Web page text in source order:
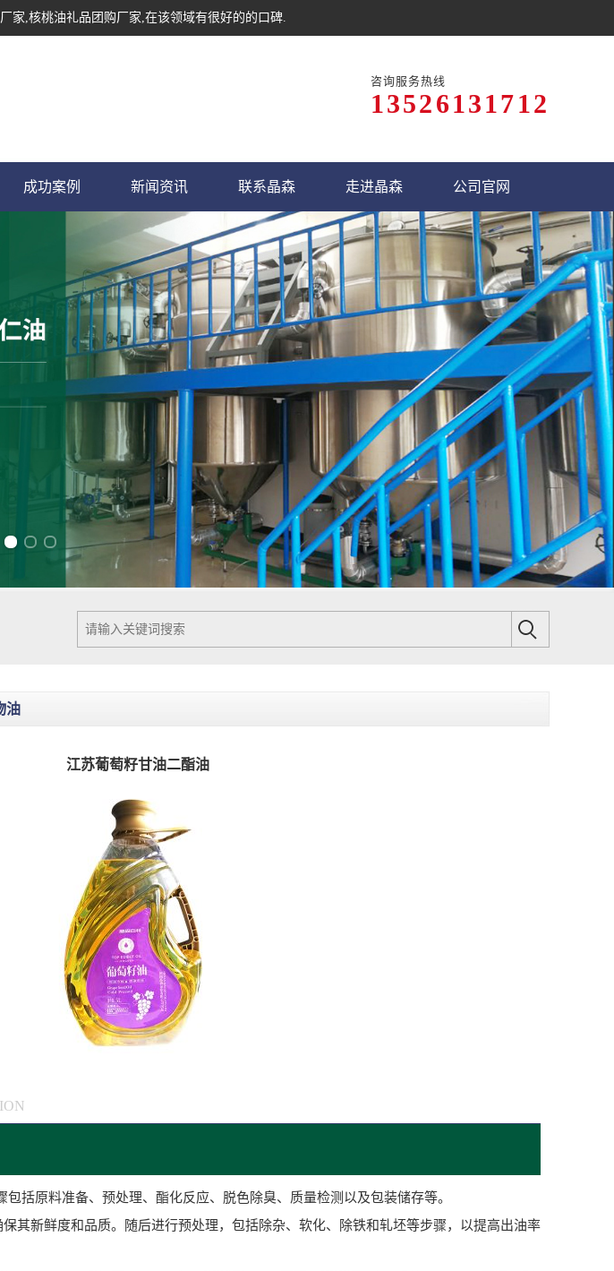
家,核桃油礼品团购厂家,在该领域有很好的的口碑.
咨询服务热线
13526131712
成功案例 新闻资讯 联系晶森 走进晶森 公司官网
油
江苏葡萄籽甘油二酯油
包括原料准备、预处理、酯化反应、脱色除臭、质量检测以及包装储存等。
新鲜度和品质。随后进行预处理，包括除杂、软化、除铁和轧坯等步骤，以提高出油率